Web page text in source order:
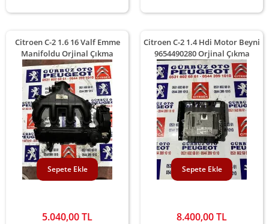
Citroen C-2 1.6 16 Valf Emme
Manifoldu Orjinal Çıkma
5.040,00 TL
Sepete Ekle
Citroen C-2 1.4 Hdi Motor Beyni
9654490280 Orjinal Çıkma
8.400,00 TL
Sepete Ekle